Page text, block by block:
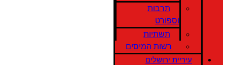
תרבות
וספורט
תשתיות
רשות המיסים
עיריית ירושלים